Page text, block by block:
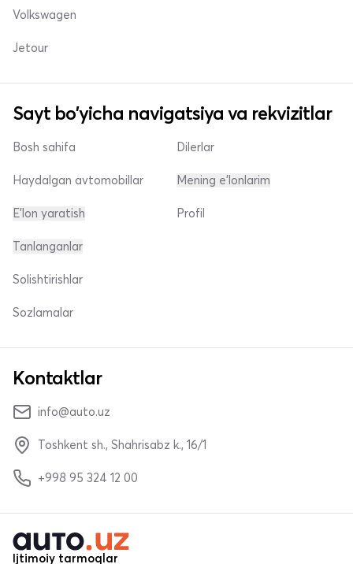
Volkswagen
Jetour
Sayt bo'yicha navigatsiya va rekvizitlar
Bosh sahifa
Haydalgan avtomobillar
E'lon yaratish
Dilerlar
Mening e'lonlarim
Profil
Tanlanganlar
Solishtirishlar
Sozlamalar
Kontaktlar
info@auto.uz
Toshkent sh., Shahrisabz k., 16/1
+998 95 324 12 00
Ijtimoiy tarmoqlar